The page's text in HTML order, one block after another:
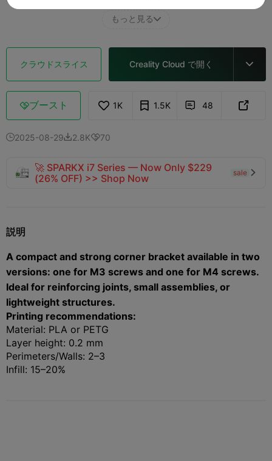
もっと見る
クラウドスライス Creality Cloud で開く 
ブースト 1K 1.5K  48 
2025-08-292.8K70
🚀 SPARKX i7 Series — Now Only $229
(26% OFF) >> Shop Now
sale 
説明
A compact and strong corner bracket available in two
versions: one for M3 screws and one for M4 screws.
Ideal for reinforcing joints, small assemblies, or
lightweight structures.
Printing recommendations:
Material: PLA or PETG
Layer height: 0.2 mm
Perimeters/Walls: 2–3
Infill: 15–20%